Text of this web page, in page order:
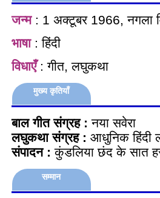
जन्म: 1 अक्टूबर 1966, नगला
भाषा: हिंदी
विधाएँ: गीत, लघुकथा
मुख्य कृतियाँ
बाल गीत संग्रह : नया सवेरा
लघुकथा संग्रह : आधुनिक हिंदी
संपादन :कुंडलिया छंद के सात
सम्मान